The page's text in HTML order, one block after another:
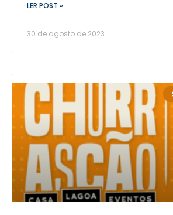
LER POST »
30 de agosto de 2023